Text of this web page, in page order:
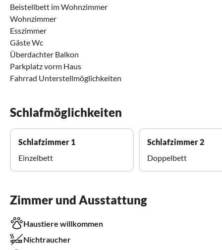
Beistellbett im Wohnzimmer
Wohnzimmer
Esszimmer
Gäste Wc
Überdachter Balkon
Parkplatz vorm Haus
Fahrrad Unterstellmöglichkeiten
Schlafmöglichkeiten
Schlafzimmer 1
Einzelbett
Schlafzimmer 2
Doppelbett
Zimmer und Ausstattung
Haustiere willkommen
Nichtraucher